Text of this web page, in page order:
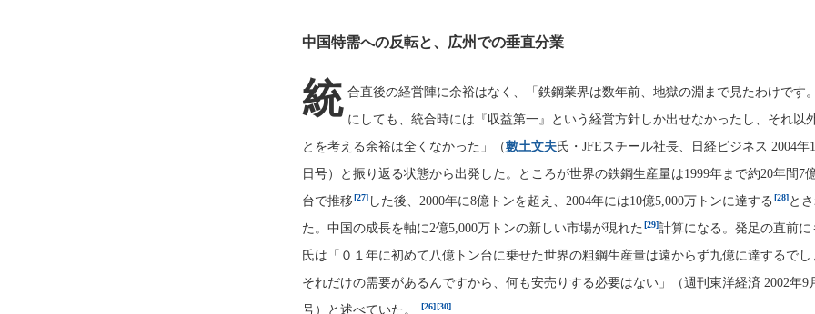
中国特需への反転と、広州での垂直分業
統 合直後の経営陣に余裕はなく、「鉄鋼業界は数年前、地獄の淵まで見たわけです
にしても、統合時には『収益第一』という経営方針しか出せなかったし、それ以
とを考える余裕は全くなかった」（數土文夫氏・JFEスチール社長、日経ビジネス 2004年
日号）と振り返る状態から出発した。ところが世界の鉄鋼生産量は1999年まで約20年間7
台で推移[27] した後、2000年に8億トンを超え、2004年には10億5,000万トンに達する [28]と
た。中国の成長を軸に2億5,000万トンの新しい市場が現れた [29]計算になる。発足の直前に
氏は「０１年に初めて八億トン台に乗せた世界の粗鋼生産量は遠からず九億に達するでし
それだけの需要があるんですから、何も安売りする必要はない」（週刊東洋経済 2002年9
号）と述べていた。
[26][30]